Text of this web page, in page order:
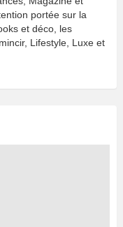
portée sur la
et déco, les
Lifestyle, Luxe et